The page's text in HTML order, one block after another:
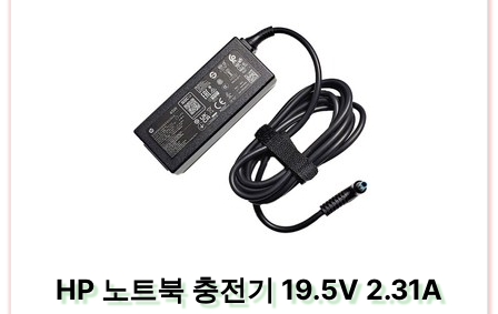
HP 노트북 충전기 19.5V 2.31A